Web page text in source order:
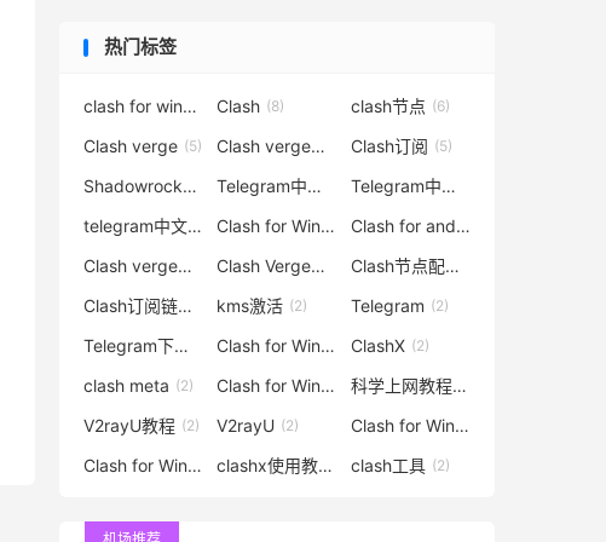
热门标签
clash for windows (9)
Clash (8) clash节点 (6)
Clash verge (5) Clash verge配置 (5)
Clash订阅 (5)
Shadowrocket (4) Telegram中文 Telegram中文汉化
telegram中文语言 (3) Clash for Windows中文 (3) Clash for android
Clash verge教程 (3) Clash Verge节点 (3) Clash节点配置
Clash订阅链接 (3)kms激活 (2) Telegram (2)
Telegram下载 Clash for Windows汉化 (2)
ClashX (2)
clash meta (2) Clash for Windows下载 (2) 科学上网教程
(2)
V2rayU教程 (2) V2rayU (2) Clash for Windows教程
Clash for Windows订阅 (2) clashx使用教程 (2)
clash工具 (2)